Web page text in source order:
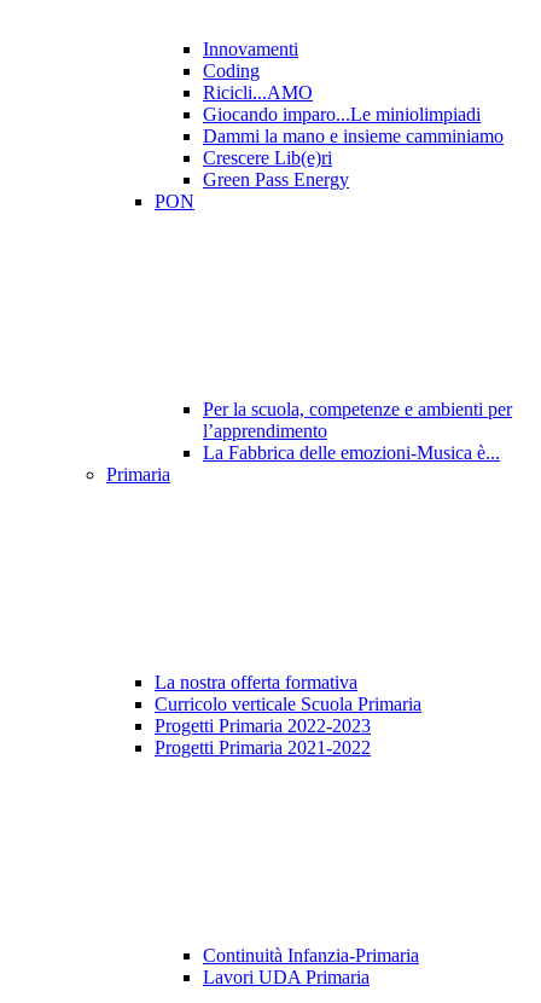
Innovamenti
Coding
Ricicli...AMO
Giocando imparo...Le miniolimpiadi
Dammi la mano e insieme camminiamo
Crescere Lib(e)ri
Green Pass Energy
PON
Per la scuola, competenze e ambienti per
l’apprendimento
La Fabbrica delle emozioni-Musica è...
Primaria
La nostra offerta formativa
Curricolo verticale Scuola Primaria
Progetti Primaria 2022-2023
Progetti Primaria 2021-2022
Continuità Infanzia-Primaria
Lavori UDA Primaria